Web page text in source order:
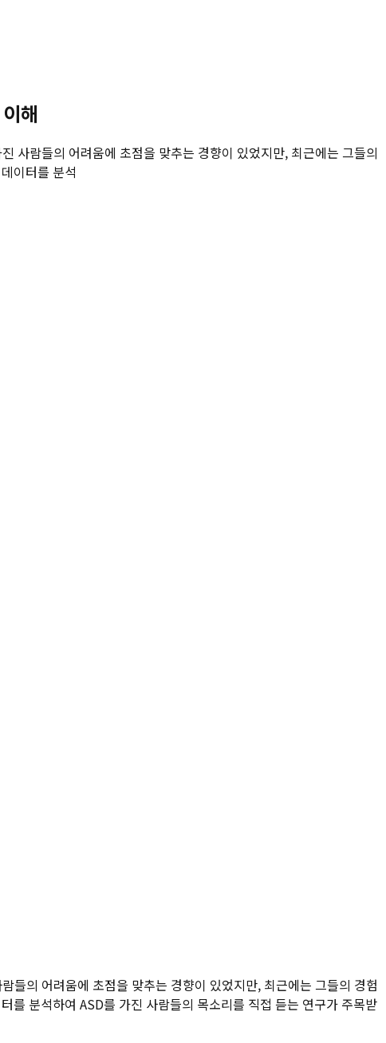
해
람들의 어려움에 초점을 맞추는 경향이 있었지만, 최근에는 그들의
이터를 분석
의 어려움에 초점을 맞추는 경향이 있었지만, 최근에는 그들의 경험
분석하여 ASD를 가진 사람들의 목소리를 직접 듣는 연구가 주목받